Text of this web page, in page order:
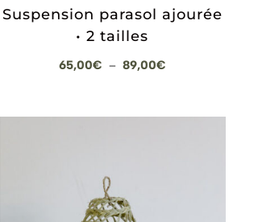
Suspension parasol ajourée
• 2 tailles
65,00€ – 89,00€Plage